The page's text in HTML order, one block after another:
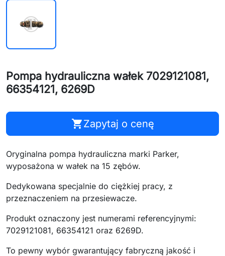
Pompa hydrauliczna wałek 7029121081,
66354121, 6269D
shopping_cartZapytaj o cenę
Oryginalna pompa hydrauliczna marki Parker,
wyposażona w wałek na 15 zębów.
Dedykowana specjalnie do ciężkiej pracy, z
przeznaczeniem na przesiewacze.
Produkt oznaczony jest numerami referencyjnymi:
7029121081, 66354121 oraz 6269D.
To pewny wybór gwarantujący fabryczną jakość i